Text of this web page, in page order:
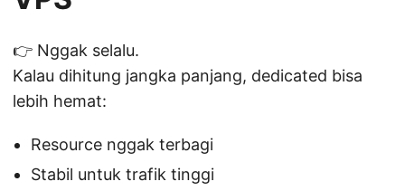
👉 Nggak selalu.
Kalau dihitung jangka panjang, dedicated bisa
lebih hemat:
Resource nggak terbagi
Stabil untuk trafik tinggi